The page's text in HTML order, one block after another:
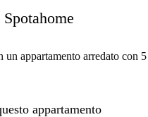
appartamento arredato con
appartamento